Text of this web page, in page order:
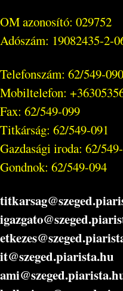
OM azonosító: 029752
Adószám: 19082435-2-
Telefonszám: 62/549-090
Mobiltelefon:
Fax: 62/549-099
Titkárság: 62/549-091
Gazdasági iroda: 62/
Gondnok: 62/549-094
it@szeged.piarista.hu